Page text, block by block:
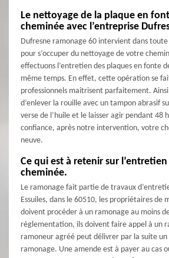
Le nettoyage de la plaque en
cheminée avec l’entreprise
Dufresne ramonage 60 intervient dans toute
pour s’occuper du nettoyage de votre
effectuons l’entretien des plaques en fonte
même temps. En effet, cette opération se
professionnels maitrisent parfaitement.
d’enlever la rouille avec un tampon abrasif
verse de l’huile et le laisser agir pendant 48
confiance, après notre intervention, votre
neuve.
Ce qui est à retenir sur l’entretien
cheminée.
Le ramonage fait partie de travaux
Essuiles, dans le 60510, les propriétaires de
doivent procéder à un ramonage au moins
réglementation, ils doivent faire appel à un
ramoneur agréé peut délivrer par la suite
ramonage. Une amende est à payer au cas